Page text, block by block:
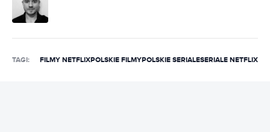
TAGI: FILMY NETFLIXPOLSKIE FILMYPOLSKIE SERIALESERIALE NETFLIX